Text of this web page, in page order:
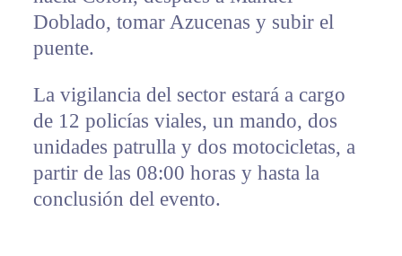
Doblado, tomar Azucenas y subir el
puente.
La vigilancia del sector estará a cargo
de 12 policías viales, un mando, dos
unidades patrulla y dos motocicletas, a
partir de las 08:00 horas y hasta la
conclusión del evento.